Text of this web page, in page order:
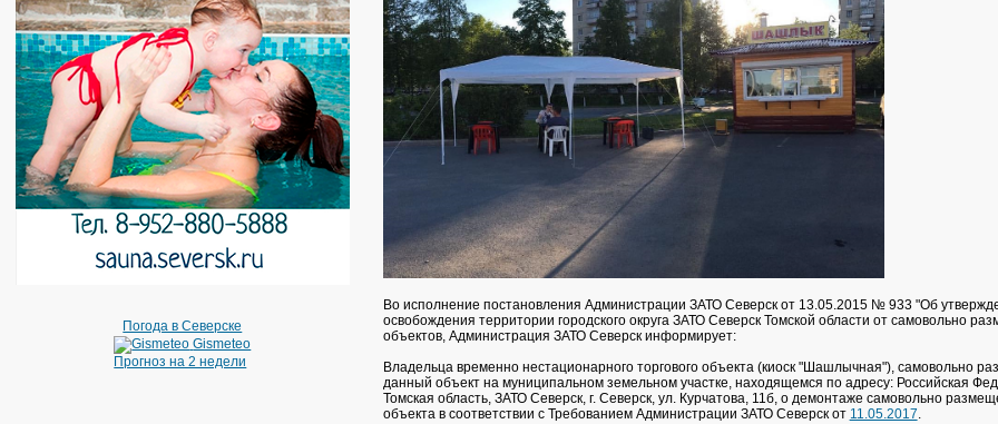
Погода в Северске
Gismeteo
Прогноз на 2 недели
Во исполнение постановления Администрации ЗАТО Северск от 13.05.2015 № 933 "Об
освобождения территории городского округа ЗАТО Северск Томской области от самовольно
объектов, Администрация ЗАТО Северск информирует:
Владельца временно нестационарного торгового объекта (киоск "Шашлычная"), самовольно
данный объект на муниципальном земельном участке, находящемся по адресу: Российская
Томская область, ЗАТО Северск, г. Северск, ул. Курчатова, 11б, о демонтаже самовольно
объекта в соответствии с Требованием Администрации ЗАТО Северск от 11.05.2017.